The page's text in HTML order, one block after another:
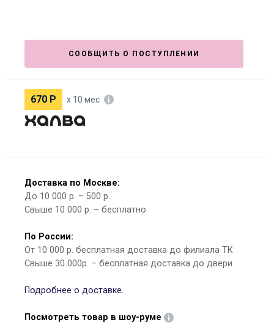
СООБЩИТЬ О ПОСТУПЛЕНИИ
670 Р х 10 мес
Доставка по Москве:
До 10 000 р. – 500 р.
Свыше 10 000 р. – бесплатно
По России:
От 10 000 р. бесплатная доставка до филиала ТК
Свыше 30 000р. – бесплатная доставка до двери
Подробнее о доставке.
Посмотреть товар в шоу-руме